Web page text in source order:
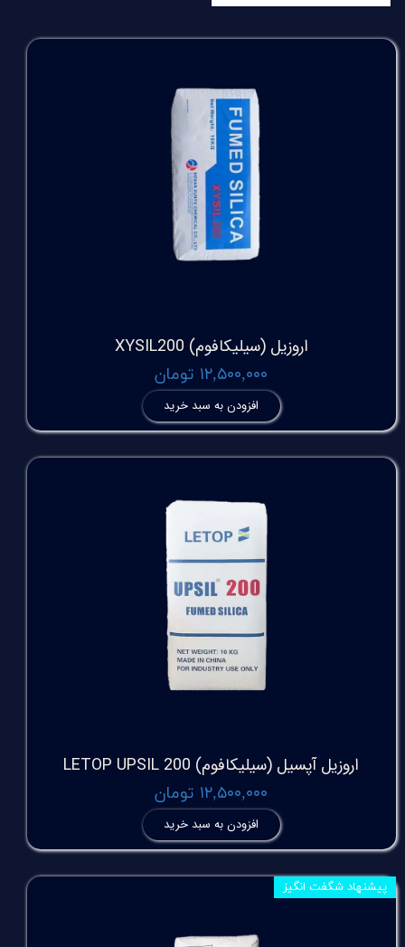
اروزیل (سیلیکافوم) XYSIL200
۱۲,۵۰۰,۰۰۰ تومان
افزودن به سبد خرید
اروزیل آپسیل (سیلیکافوم) LETOP UPSIL 200
۱۲,۵۰۰,۰۰۰ تومان
افزودن به سبد خرید
پیشنهاد شگفت انگیز